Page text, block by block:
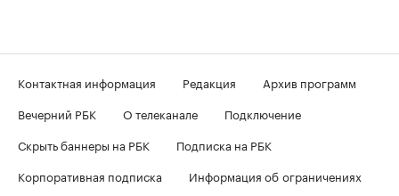
Контактная информация Редакция
Архив программ
Вечерний РБК
О телеканале
Подключение
Скрыть баннеры на РБК
Подписка на РБК
Корпоративная подписка
Информация об ограничениях